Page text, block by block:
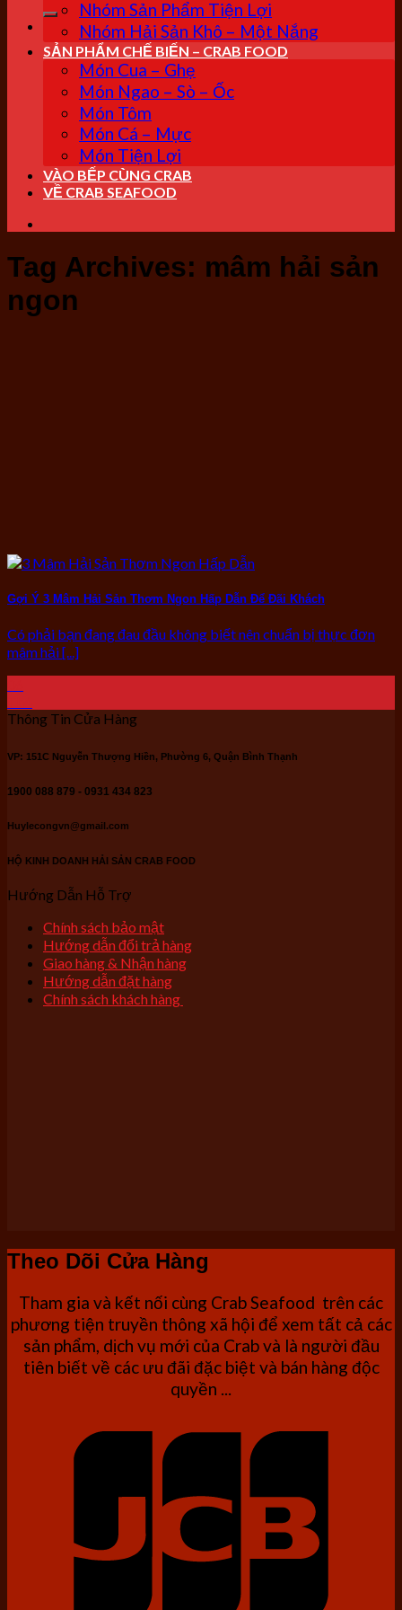
kiếm: Nhóm Sản Phẩm Tiện Lợi
Nhóm Hải Sản Khô – Một Nắng
SẢN PHẨM CHẾ BIẾN – CRAB FOOD
Món Cua – Ghẹ
Món Ngao – Sò – Ốc
Món Tôm
Món Cá – Mực
Món Tiện Lợi
VÀO BẾP CÙNG CRAB
VỀ CRAB SEAFOOD
Tag Archives: mâm hải sản
ngon
Gợi Ý 3 Mâm Hải Sản Thơm Ngon Hấp Dẫn Để Đãi Khách
Có phải bạn đang đau đầu không biết nên chuẩn bị thực đơn
mâm hải [...]
Thông Tin Cửa Hàng
VP: 151C Nguyễn Thượng Hiền, Phường 6, Quận Bình Thạnh
1900 088 879 - 0931 434 823
Huylecongvn@gmail.com
HỘ KINH DOANH HẢI SẢN CRAB FOOD
Hướng Dẫn Hỗ Trợ
Chính sách bảo mật
Hướng dẫn đổi trả hàng
Giao hàng & Nhận hàng
Hướng dẫn đặt hàng
Chính sách khách hàng
Theo Dõi Cửa Hàng
Tham gia và kết nối cùng Crab Seafood trên các
phương tiện truyền thông xã hội để xem tất cả các
sản phẩm, dịch vụ mới của Crab và là người đầu
tiên biết về các ưu đãi đặc biệt và bán hàng độc
quyền ...